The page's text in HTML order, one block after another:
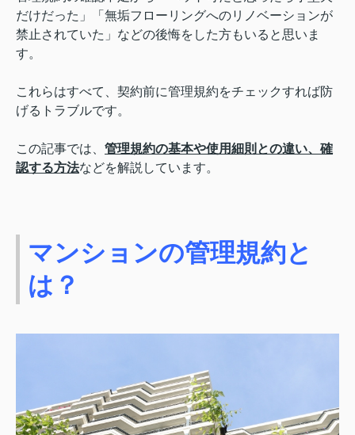
だけだった」「無垢フローリングへのリノベーションが
禁止されていた」などの後悔をした方もいると思いま
す。
これらはすべて、契約前に管理規約をチェックすれば防
げるトラブルです。
この記事では、 管理規約の基本や使用細則との違い、確
認する方法などを解説しています。
マンションの管理規約と
は？